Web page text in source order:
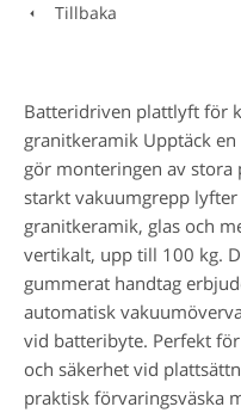
Tillbaka
Batteridriven plattlyft för
granitkeramik Upptäck
gör monteringen av stora
starkt vakuumgrepp
granitkeramik, glas och
vertikalt, upp till 100 kg.
gummerat handtag
automatisk
vid batteribyte. Perfekt
och säkerhet vid
praktisk förvaringsväska